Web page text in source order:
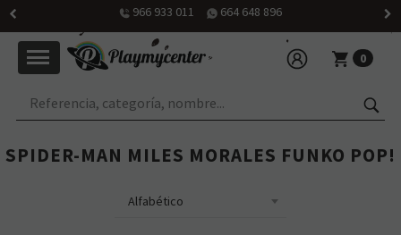
966 933 011 664 648 896
0
SPIDER-MAN MILES MORALES FUNKO POP!